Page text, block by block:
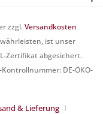
zzgl.Versandkosten
ist unser
Zertifikat abgesichert.
DE-ÖKO-
& Lieferung